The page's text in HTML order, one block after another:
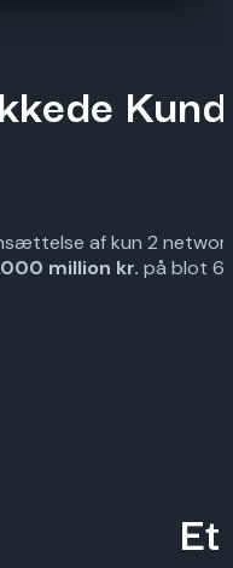
af kun 2
million kr. på blot